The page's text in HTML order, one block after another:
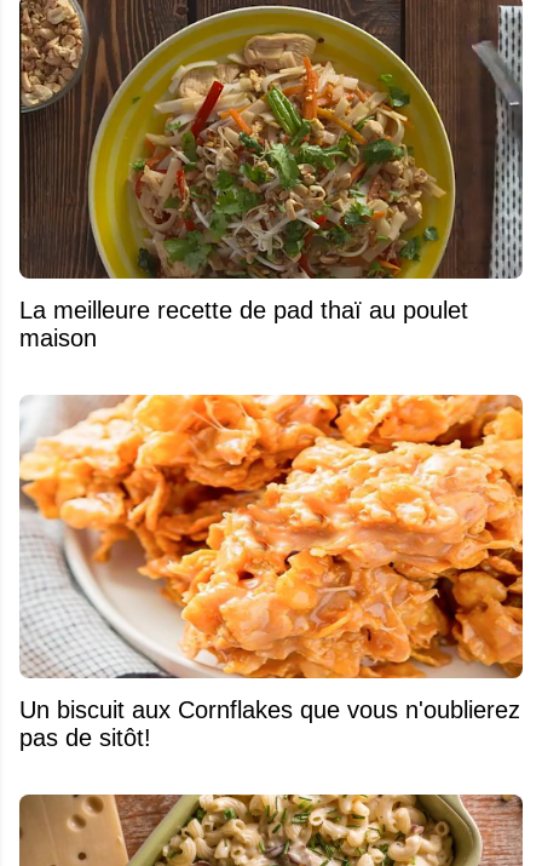
La meilleure recette de pad thaï au poulet
maison
Un biscuit aux Cornflakes que vous n'oublierez
pas de sitôt!